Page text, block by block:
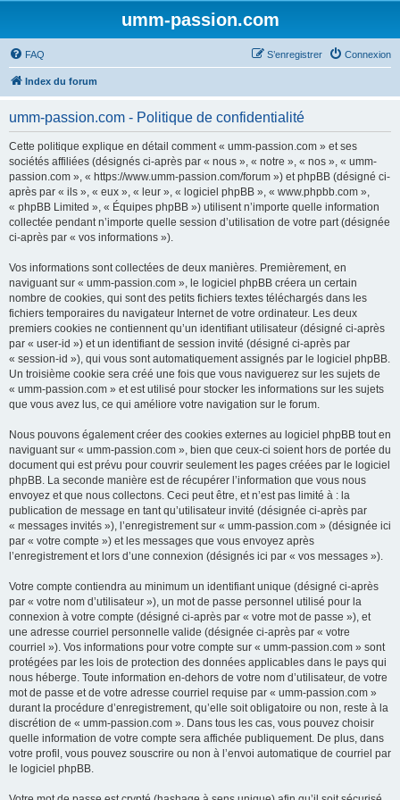
umm-passion.com
FAQ Connexion
S’enregistrer
Index du forum
umm-passion.com - Politique de confidentialité
Cette politique explique en détail comment « umm-passion.com » et ses
sociétés affiliées (désignés ci-après par « nous », « notre », « nos », « umm-
passion.com », « https://www.umm-passion.com/forum ») et phpBB (désigné ci-
après par « ils », « eux », « leur », « logiciel phpBB », « www.phpbb.com »,
« phpBB Limited », « Équipes phpBB ») utilisent n’importe quelle information
collectée pendant n’importe quelle session d’utilisation de votre part (désignée
ci-après par « vos informations »).
Vos informations sont collectées de deux manières. Premièrement, en
naviguant sur « umm-passion.com », le logiciel phpBB créera un certain
nombre de cookies, qui sont des petits fichiers textes téléchargés dans les
fichiers temporaires du navigateur Internet de votre ordinateur. Les deux
premiers cookies ne contiennent qu’un identifiant utilisateur (désigné ci-après
par « user-id ») et un identifiant de session invité (désigné ci-après par
« session-id »), qui vous sont automatiquement assignés par le logiciel phpBB.
Un troisième cookie sera créé une fois que vous naviguerez sur les sujets de
« umm-passion.com » et est utilisé pour stocker les informations sur les sujets
que vous avez lus, ce qui améliore votre navigation sur le forum.
Nous pouvons également créer des cookies externes au logiciel phpBB tout en
naviguant sur « umm-passion.com », bien que ceux-ci soient hors de portée du
document qui est prévu pour couvrir seulement les pages créées par le logiciel
phpBB. La seconde manière est de récupérer l’information que vous nous
envoyez et que nous collectons. Ceci peut être, et n’est pas limité à : la
publication de message en tant qu’utilisateur invité (désignée ci-après par
« messages invités »), l’enregistrement sur « umm-passion.com » (désignée ici
par « votre compte ») et les messages que vous envoyez après
l’enregistrement et lors d’une connexion (désignés ici par « vos messages »).
Votre compte contiendra au minimum un identifiant unique (désigné ci-après
par « votre nom d’utilisateur »), un mot de passe personnel utilisé pour la
connexion à votre compte (désigné ci-après par « votre mot de passe »), et
une adresse courriel personnelle valide (désignée ci-après par « votre
courriel »). Vos informations pour votre compte sur « umm-passion.com » sont
protégées par les lois de protection des données applicables dans le pays qui
nous héberge. Toute information en-dehors de votre nom d’utilisateur, de votre
mot de passe et de votre adresse courriel requise par « umm-passion.com »
durant la procédure d’enregistrement, qu’elle soit obligatoire ou non, reste à la
discrétion de « umm-passion.com ». Dans tous les cas, vous pouvez choisir
quelle information de votre compte sera affichée publiquement. De plus, dans
votre profil, vous pouvez souscrire ou non à l’envoi automatique de courriel par
le logiciel phpBB.